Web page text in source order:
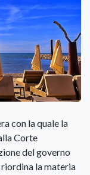
con la quale la
Corte
del governo
la materia